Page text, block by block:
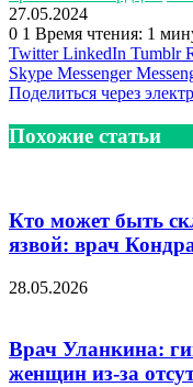
27.05.2024
0 1 Время чтения: 1
Twitter LinkedIn Tumblr
Skype Messenger
Поделиться через
Похожие статьи
Кто может быть
язвой: врач
28.05.2026
Врач Уланкина:
женщин из-за